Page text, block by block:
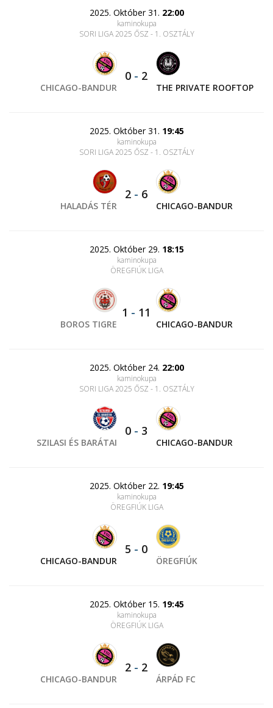
2025. Október 31. 22:00
kaminokupa
SORI LIGA 2025 ŐSZ - 1. OSZTÁLY
CHICAGO-BANDUR
0 - 2
THE PRIVATE ROOFTOP
2025. Október 31. 19:45
kaminokupa
SORI LIGA 2025 ŐSZ - 1. OSZTÁLY
HALADÁS TÉR
2 - 6
CHICAGO-BANDUR
2025. Október 29. 18:15
kaminokupa
ÖREGFIÚK LIGA
BOROS TIGRE
1 - 11
CHICAGO-BANDUR
2025. Október 24. 22:00
kaminokupa
SORI LIGA 2025 ŐSZ - 1. OSZTÁLY
SZILASI ÉS BARÁTAI
0 - 3
CHICAGO-BANDUR
2025. Október 22. 19:45
kaminokupa
ÖREGFIÚK LIGA
CHICAGO-BANDUR
5 - 0
ÖREGFIÚK
2025. Október 15. 19:45
kaminokupa
ÖREGFIÚK LIGA
CHICAGO-BANDUR
2 - 2
ÁRPÁD FC